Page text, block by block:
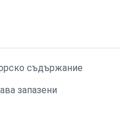
съдържание
запазени